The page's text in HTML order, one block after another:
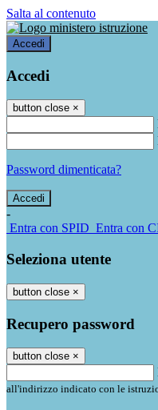
Salta al contenuto
Accedi
Accedi
button close ×
Password dimenticata?
-
Entra con SPID Entra con
Seleziona utente
button close ×
Recupero password
button close ×
all'indirizzo indicato con le